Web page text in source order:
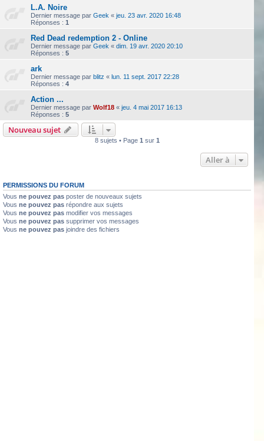
L.A. Noire
Dernier message par Geek « jeu. 23 avr. 2020 16:48
Réponses : 1
Red Dead redemption 2 - Online
Dernier message par Geek « dim. 19 avr. 2020 20:10
Réponses : 5
ark
Dernier message par blitz « lun. 11 sept. 2017 22:28
Réponses : 4
Action ...
Dernier message par Wolf18 « jeu. 4 mai 2017 16:13
Réponses : 5
Nouveau sujet
8 sujets • Page 1 sur 1
Aller à
PERMISSIONS DU FORUM
Vous ne pouvez pas poster de nouveaux sujets
Vous ne pouvez pas répondre aux sujets
Vous ne pouvez pas modifier vos messages
Vous ne pouvez pas supprimer vos messages
Vous ne pouvez pas joindre des fichiers